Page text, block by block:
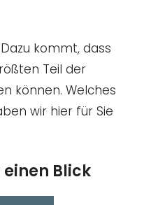
kommt, dass
Teil der
können. Welches
wir hier für Sie
einen Blick